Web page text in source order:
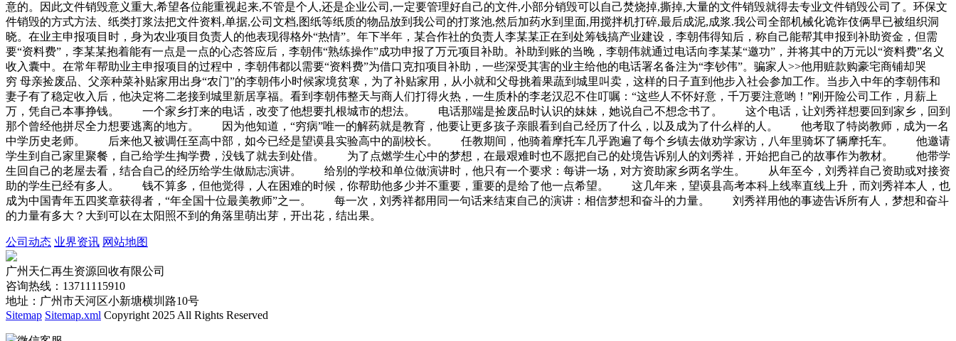
意的。因此文件销毁意义重大,希望各位能重视起来,不管是个人,还是企业公司,一定要管理好自己的文件,小部分销毁可以自己焚烧掉,撕掉,大量的文件销毁就得去专业文件销毁公司了。环保文
件销毁的方式方法、纸类打浆法把文件资料,单据,公司文档,图纸等纸质的物品放到我公司的打浆池,然后加药水到里面,用搅拌机打碎,最后成泥,成浆.我公司全部机械化诡诈伎俩早已被组织洞
晓。在业主申报项目时，身为农业项目负责人的他表现得格外“热情”。年下半年，某合作社的负责人李某某正在到处筹钱搞产业建设，李朝伟得知后，称自己能帮其申报到补助资金，但需
要“资料费”，李某某抱着能有一点是一点的心态答应后，李朝伟“熟练操作”成功申报了万元项目补助。补助到账的当晚，李朝伟就通过电话向李某某“邀功”，并将其中的万元以“资料费”名义
收入囊中。在常年帮助业主申报项目的过程中，李朝伟都以需要“资料费”为借口克扣项目补助，一些深受其害的业主给他的电话署名备注为“李钞伟”。骗家人>>他用赃款购豪宅商铺却哭
穷 母亲捡废品、父亲种菜补贴家用出身“农门”的李朝伟小时候家境贫寒，为了补贴家用，从小就和父母挑着果蔬到城里叫卖，这样的日子直到他步入社会参加工作。当步入中年的李朝伟和
妻子有了稳定收入后，他决定将二老接到城里新居享福。看到李朝伟整天与商人们打得火热，一生质朴的李老汉忍不住叮嘱：“这些人不怀好意，千万要注意哟！”刚开险公司工作，月薪上
万，凭自己本事挣钱。 一个家乡打来的电话，改变了他想要扎根城市的想法。 电话那端是捡废品时认识的妹妹，她说自己不想念书了。 这个电话，让刘秀祥想要回到家乡，回到
那个曾经他拼尽全力想要逃离的地方。 因为他知道，“穷病”唯一的解药就是教育，他要让更多孩子亲眼看到自己经历了什么，以及成为了什么样的人。 他考取了特岗教师，成为一名
中学历史老师。 后来他又被调任至高中部，如今已经是望谟县实验高中的副校长。 任教期间，他骑着摩托车几乎跑遍了每个乡镇去做劝学家访，八年里骑坏了辆摩托车。 他邀请
学生到自己家里聚餐，自己给学生掏学费，没钱了就去到处借。 为了点燃学生心中的梦想，在最艰难时也不愿把自己的处境告诉别人的刘秀祥，开始把自己的故事作为教材。 他带学
生回自己的老屋去看，结合自己的经历给学生做励志演讲。 给别的学校和单位做演讲时，他只有一个要求：每讲一场，对方资助家乡两名学生。 从年至今，刘秀祥自己资助或对接资
助的学生已经有多人。 钱不算多，但他觉得，人在困难的时候，你帮助他多少并不重要，重要的是给了他一点希望。 这几年来，望谟县高考本科上线率直线上升，而刘秀祥本人，也
成为中国青年五四奖章获得者，“年全国十位最美教师”之一。 每一次，刘秀祥都用同一句话来结束自己的演讲：相信梦想和奋斗的力量。 刘秀祥用他的事迹告诉所有人，梦想和奋斗
的力量有多大？大到可以在太阳照不到的角落里萌出芽，开出花，结出果。
公司动态 业界资讯 网站地图
广州天仁再生资源回收有限公司
咨询热线：13711115910
地址：广州市天河区小新塘横圳路10号
Sitemap Sitemap.xml Copyright 2025 All Rights Reserved